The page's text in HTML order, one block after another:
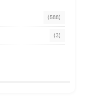
(588)
(3)